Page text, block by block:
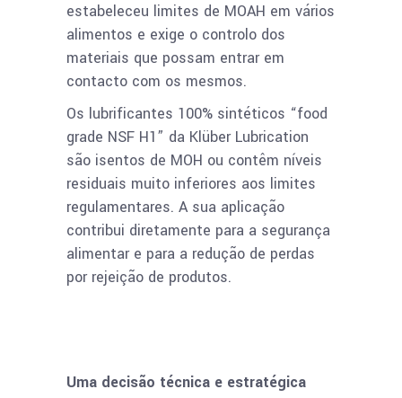
estabeleceu limites de MOAH em vários
alimentos e exige o controlo dos
materiais que possam entrar em
contacto com os mesmos.
Os lubrificantes 100% sintéticos “food
grade NSF H1” da Klüber Lubrication
são isentos de MOH ou contêm níveis
residuais muito inferiores aos limites
regulamentares. A sua aplicação
contribui diretamente para a segurança
alimentar e para a redução de perdas
por rejeição de produtos.
Uma decisão técnica e estratégica